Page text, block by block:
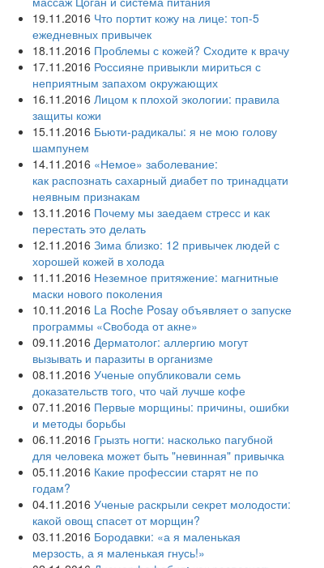
19.11.2016 Что портит кожу на лице: топ-5
ежедневных привычек
18.11.2016 Проблемы с кожей? Сходите к врачу
17.11.2016 Россияне привыкли мириться с
неприятным запахом окружающих
16.11.2016 Лицом к плохой экологии: правила
защиты кожи
15.11.2016 Бьюти-радикалы: я не мою голову
шампунем
14.11.2016 «Немое» заболевание:
как распознать сахарный диабет по тринадцати
неявным признакам
13.11.2016 Почему мы заедаем стресс и как
перестать это делать
12.11.2016 Зима близко: 12 привычек людей с
хорошей кожей в холода
11.11.2016 Неземное притяжение: магнитные
маски нового поколения
10.11.2016 La Roche Posay объявляет о запуске
программы «Свобода от акне»
09.11.2016 Дерматолог: аллергию могут
вызывать и паразиты в организме
08.11.2016 Ученые опубликовали семь
доказательств того, что чай лучше кофе
07.11.2016 Первые морщины: причины, ошибки
и методы борьбы
06.11.2016 Грызть ногти: насколько пагубной
для человека может быть "невинная" привычка
05.11.2016 Какие профессии старят не по
годам?
04.11.2016 Ученые раскрыли секрет молодости:
какой овощ спасет от морщин?
03.11.2016 Бородавки: «а я маленькая
мерзость, а я маленькая гнусь!»